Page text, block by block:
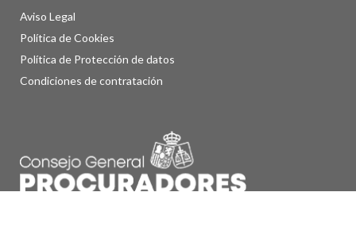
Aviso Legal
Política de Cookies
Política de Protección de datos
Condiciones de contratación